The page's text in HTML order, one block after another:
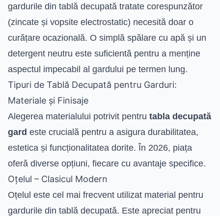
gardurile din tablă decupată tratate corespunzător
(zincate și vopsite electrostatic) necesită doar o
curățare ocazională. O simplă spălare cu apă și un
detergent neutru este suficientă pentru a menține
aspectul impecabil al gardului pe termen lung.
Tipuri de Tablă Decupată pentru Garduri:
Materiale și Finisaje
Alegerea materialului potrivit pentru tabla decupată
gard este crucială pentru a asigura durabilitatea,
estetica și funcționalitatea dorite. În 2026, piața
oferă diverse opțiuni, fiecare cu avantaje specifice.
Oțelul – Clasicul Modern
Oțelul este cel mai frecvent utilizat material pentru
gardurile din tablă decupată. Este apreciat pentru